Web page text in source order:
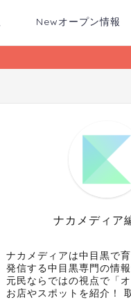
Newオープン情報
ナカメディア
ナカメディアは中目黒で
発信する中目黒専門の情
元民ならではの視点で「
お店やスポットを紹介！